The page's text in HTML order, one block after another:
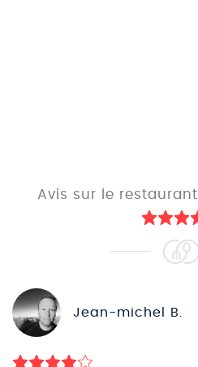
Avis sur le restaurant
Jean-michel B.